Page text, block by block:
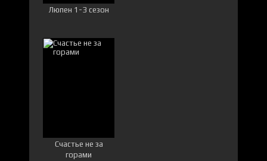
Люпен 1-3 сезон
Счастье не за
горами